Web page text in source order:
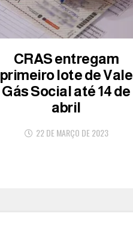
CRAS entregam
primeiro lote de Vale
Gás Social até 14 de
abril
22 DE MARÇO DE 2023